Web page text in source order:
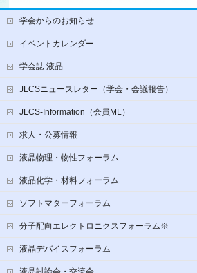
学会からのお知らせ
イベントカレンダー
学会誌 液晶
JLCSニュースレター（学会・会議報告）
JLCS-Information（会員ML）
求人・公募情報
液晶物理・物性フォーラム
液晶化学・材料フォーラム
ソフトマターフォーラム
分子配向エレクトロニクスフォーラム※
液晶デバイスフォーラム